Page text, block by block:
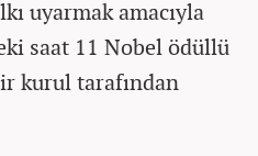
uyarmak amacıyla
saat 11 Nobel ödüllü
kurul tarafından